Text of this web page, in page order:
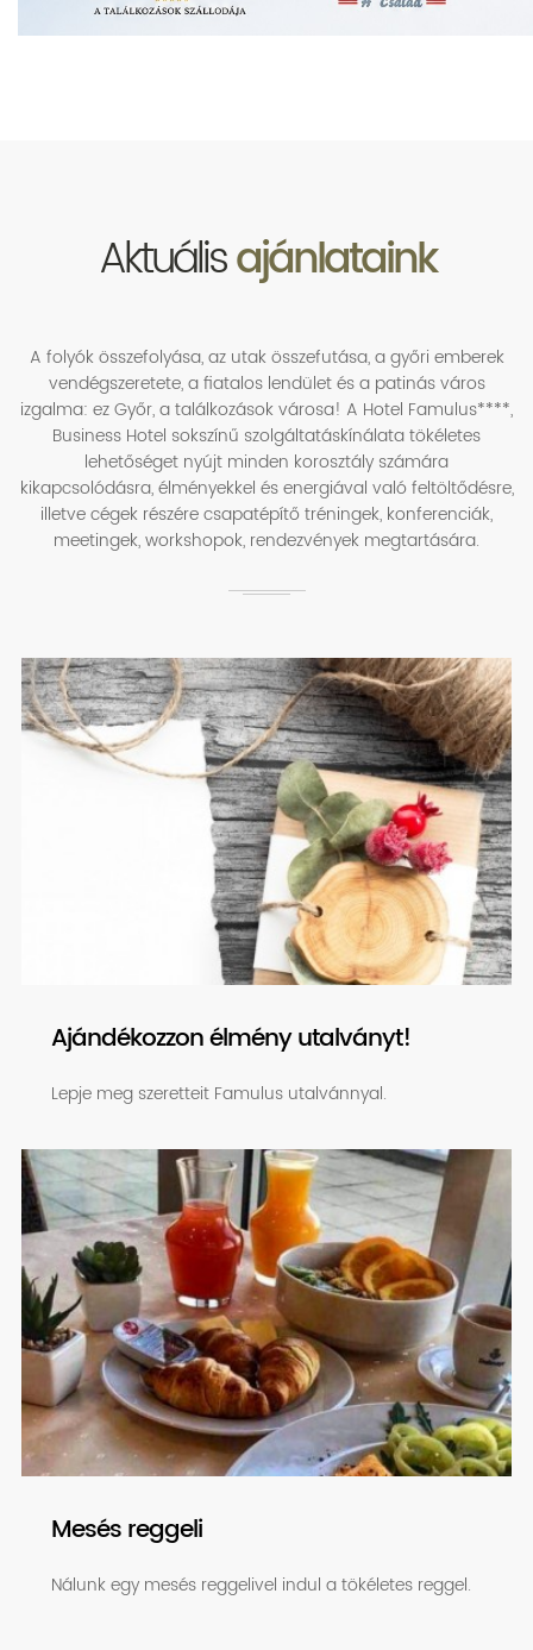
Aktuálisajánlataink
A folyók összefolyása, az utak összefutása, a győri emberek
vendégszeretete, a fiatalos lendület és a patinás város
izgalma: ez Győr, a találkozások városa! A Hotel Famulus****,
Business Hotel sokszínű szolgáltatáskínálata tökéletes
lehetőséget nyújt minden korosztály számára
kikapcsolódásra, élményekkel és energiával való feltöltődésre,
illetve cégek részére csapatépítő tréningek, konferenciák,
meetingek, workshopok, rendezvények megtartására.
Ajándékozzon élmény utalványt!
Lepje meg szeretteit Famulus utalvánnyal.
Mesés reggeli
Nálunk egy mesés reggelivel indul a tökéletes reggel.